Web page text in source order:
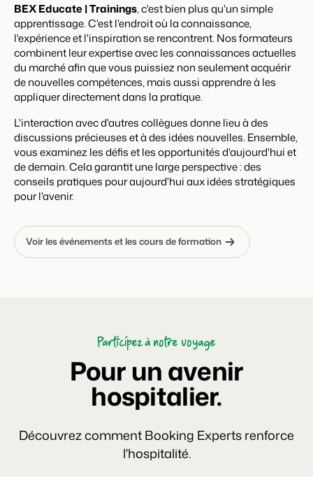
BEX Educate | Trainings, c'est bien plus qu'un simple
apprentissage. C'est l'endroit où la connaissance,
l'expérience et l'inspiration se rencontrent. Nos formateurs
combinent leur expertise avec les connaissances actuelles
du marché afin que vous puissiez non seulement acquérir
de nouvelles compétences, mais aussi apprendre à les
appliquer directement dans la pratique.
L'interaction avec d'autres collègues donne lieu à des
discussions précieuses et à des idées nouvelles. Ensemble,
vous examinez les défis et les opportunités d'aujourd'hui et
de demain. Cela garantit une large perspective : des
conseils pratiques pour aujourd'hui aux idées stratégiques
pour l'avenir.
Voir les événements et les cours de formation
Participez à notre voyage
Pour un avenir
hospitalier.
Découvrez comment Booking Experts renforce
l'hospitalité.